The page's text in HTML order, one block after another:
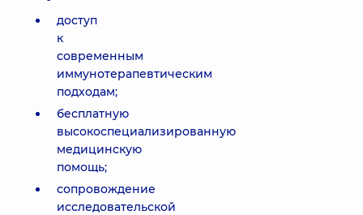
доступ
к
современным
иммунотерапевтическим
подходам;
бесплатную
высокоспециализированную
медицинскую
помощь;
сопровождение
исследовательской